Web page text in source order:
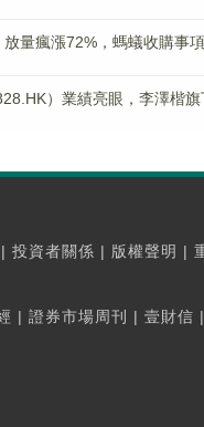
量瘋漲72%，螞蟻收購事
）業績亮眼，李澤楷
| 投資者關係 | 版權聲明 |
| 證券市場周刊 | 壹財信 |